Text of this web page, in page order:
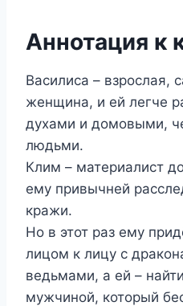
Аннотация к
Василиса – взрослая,
женщина, и ей легче
духами и домовыми,
людьми.
Клим – материалист
ему привычней
кражи.
Но в этот раз ему
лицом к лицу с
ведьмами, а ей –
мужчиной, который